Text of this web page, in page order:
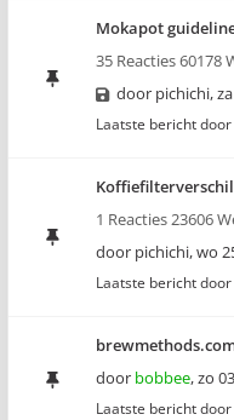
Mokapot
35 Reacties 60178
door pichichi,
Laatste bericht door
1 Reacties 23606
door pichichi,wo
Laatste bericht door
door bobbee,zo
Laatste bericht door